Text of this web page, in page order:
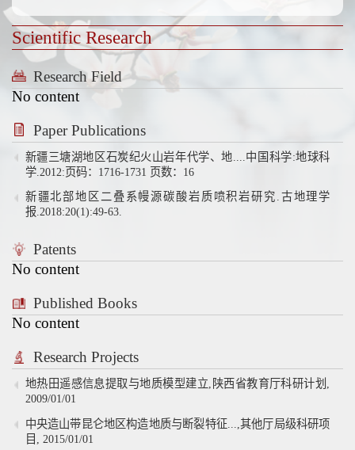
Scientific Research
Research Field
No content
Paper Publications
新疆三塘湖地区石炭纪火山岩年代学、地....中国科学:地球科
学.2012:页码：1716-1731 页数：16
新疆北部地区二叠系幔源碳酸岩质喷积岩研究.古地理学
报.2018:20(1):49-63.
Patents
No content
Published Books
No content
Research Projects
地热田遥感信息提取与地质模型建立,陕西省教育厅科研计划,
2009/01/01
中央造山带昆仑地区构造地质与断裂特征...,其他厅局级科研项
目, 2015/01/01